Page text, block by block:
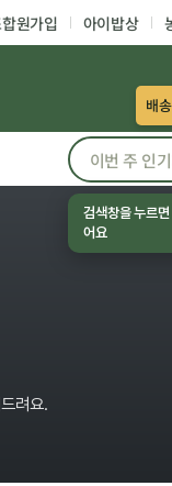
원가입 아이밥상
배
려요.
검색창을 누르
어요